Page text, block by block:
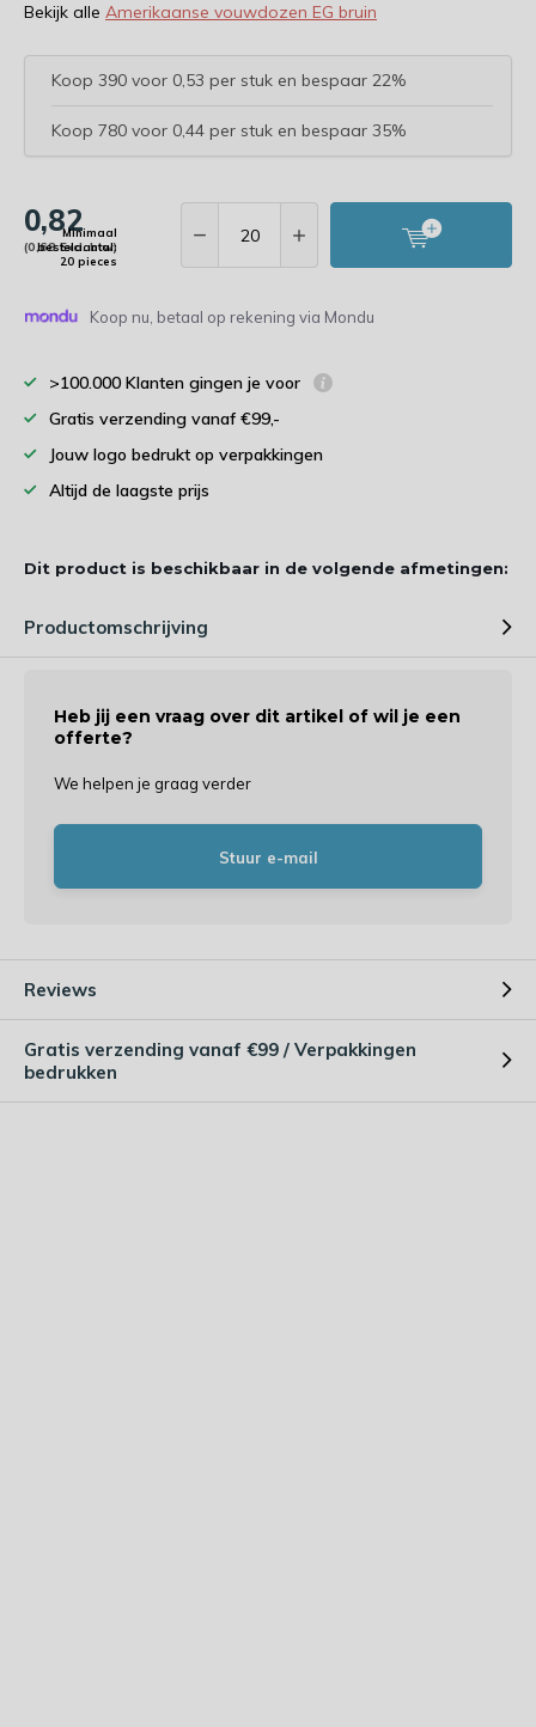
Bekijk alle Amerikaanse vouwdozen EG bruin
Koop 390 voor 0,53 per stuk en bespaar 22%
Koop 780 voor 0,44 per stuk en bespaar 35%
0,82
(0,68 Excl. btw)
Minimaal
bestelaantal:
20 pieces
Koop nu, betaal op rekening via Mondu
>100.000 Klanten gingen je voor
Gratis verzending vanaf €99,-
Jouw logo bedrukt op verpakkingen
Altijd de laagste prijs
Dit product is beschikbaar in de volgende afmetingen:
Productomschrijving
Heb jij een vraag over dit artikel of wil je een
offerte?
We helpen je graag verder
Stuur e-mail
Reviews
Gratis verzending vanaf €99 / Verpakkingen
bedrukken